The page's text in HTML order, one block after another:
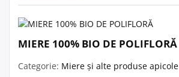
MIERE 100% BIO DE POLIFLORĂ
Categorie: Miere și alte produse apicole